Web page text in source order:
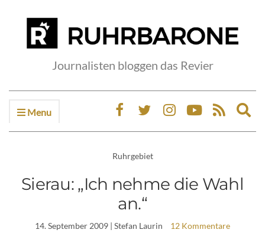
Journalisten bloggen das Revier
Menu
Ruhrgebiet
Sierau: „Ich nehme die Wahl
an.“
14. September 2009 | Stefan Laurin 12 Kommentare